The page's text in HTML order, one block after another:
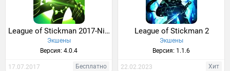
League of Stickman 2017-Ninja
Экшены
Версия: 4.0.4
17.07.2017 Бесплатно
League of Stickman 2
Экшены
Версия: 1.1.6
22.02.2023 Хит